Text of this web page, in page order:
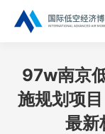
97w南京
施规划项
最新